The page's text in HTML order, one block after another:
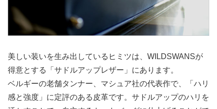
美しい装いを生み出しているヒミツは、WILDSWANSが
得意とする「サドルアップレザー」にあります。
ベルギーの老舗タンナー、マシュア社の代表作で、「ハリ
感と強度」に定評のある皮革です。サドルアップのハリを